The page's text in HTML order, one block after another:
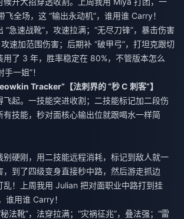
全场，这 “输出永动机”，谁用谁 Carry！
“急速战靴”，攻速拉满；“无尽刀锋”，暴击伤害
速加范围伤害；后期补 “破甲弓”，打坦克跟切
用了 3 年，胜率稳定在 80%，不管版本怎么
一姐”！
Tracker”【法刺界的 “秒 C 刺客”】
飞起。一技能突进收割；二技能标记加二段伤
有技能，秒对面核心输出位就跟喝水一样简
别硬刚，用二技能远程消耗，标记到敌人就一
，到了四级变身直接秒中路，然后游走抓边
乱！上周我用 Julian 把对面职业中路打到挂
谁用谁 Carry！
法靴”，法穿拉满；“灾祸征兆”，叠法强；“雷